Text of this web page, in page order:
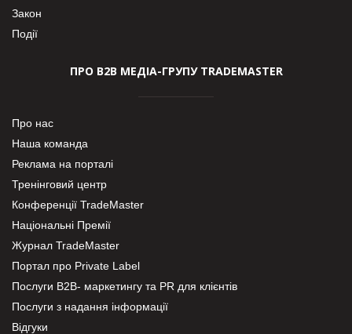
Закон
Події
ПРО В2В МЕДІА-ГРУПУ TRADEMASTER
Про нас
Наша команда
Реклама на порталі
Тренінговий центр
Конференції TradeMaster
Національні Премії
Журнал TradeMaster
Портал про Private Label
Послуги В2В- маркетингу та PR для клієнтів
Послуги з надання інформації
Відгуки